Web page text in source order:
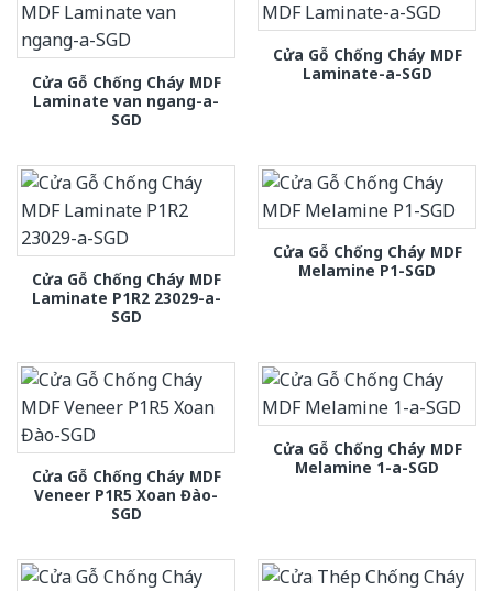
Cửa Gỗ Chống Cháy MDF
Laminate van ngang-a-
SGD
Cửa Gỗ Chống Cháy MDF
Laminate-a-SGD
Cửa Gỗ Chống Cháy MDF
Laminate P1R2 23029-a-
SGD
Cửa Gỗ Chống Cháy MDF
Melamine P1-SGD
Cửa Gỗ Chống Cháy MDF
Veneer P1R5 Xoan Đào-
SGD
Cửa Gỗ Chống Cháy MDF
Melamine 1-a-SGD